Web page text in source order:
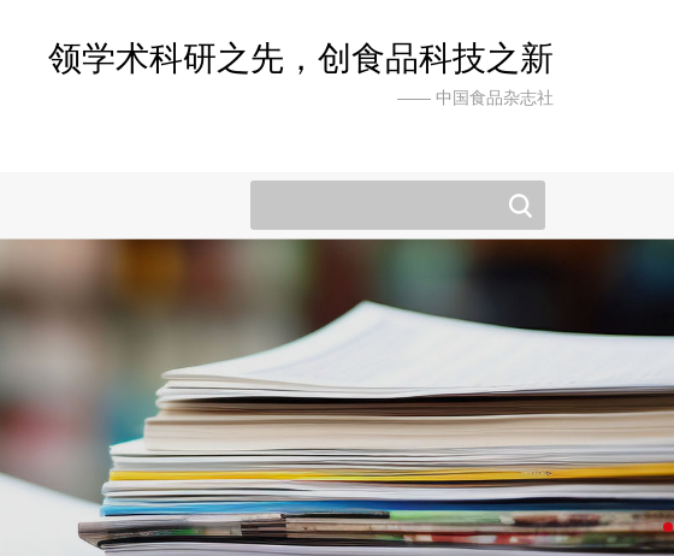
领学术科研之先，创食品科技之新
—— 中国食品杂志社